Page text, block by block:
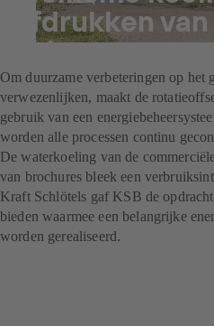
afdrukken
volumes
Om duurzame verbeteringen op het
verwezenlijken, maakt de
gebruik van een
worden alle processen continu
De waterkoeling van de
van brochures bleek een
Kraft Schlötels gaf KSB de
bieden waarmee een belangrijke
worden gerealiseerd.